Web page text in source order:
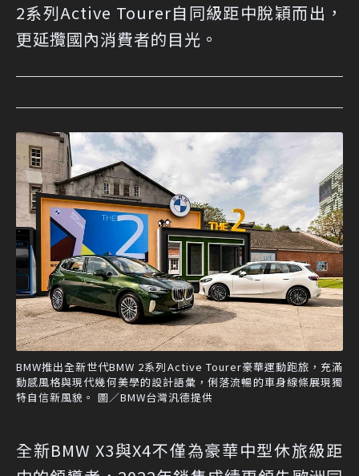
2系列Active Tourer自同級距中脫穎而出，
更延攬國內消費者的目光。
BMW推出全新世代BMW 2系列Active Tourer豪華運動跑旅，充滿
動感風格與現代幾何美學的設計語彙，俐落流暢的車身線條展現獨
特自信新風貌。 圖／BMW台灣汎德提供
全新BMW X3與X4不僅為豪華中型休旅級距